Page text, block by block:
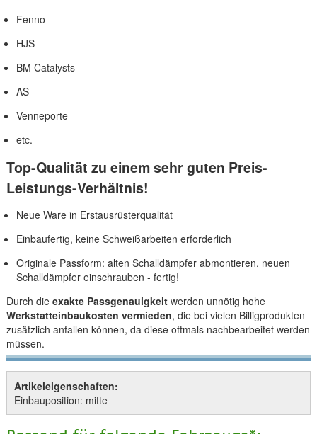
Fenno
HJS
BM Catalysts
AS
Venneporte
etc.
Top-Qualität zu einem sehr guten Preis-
Leistungs-Verhältnis!
Neue Ware in Erstausrüsterqualität
Einbaufertig, keine Schweißarbeiten erforderlich
Originale Passform: alten Schalldämpfer abmontieren, neuen
Schalldämpfer einschrauben - fertig!
Durch die exakte Passgenauigkeitwerden unnötig hohe
Werkstatteinbaukosten vermieden, die bei vielen Billigprodukten
zusätzlich anfallen können, da diese oftmals nachbearbeitet werden
müssen.
Artikeleigenschaften:
Einbauposition: mitte